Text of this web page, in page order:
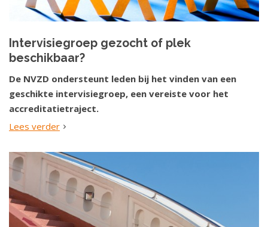
Intervisiegroep gezocht of plek
beschikbaar?
De NVZD ondersteunt leden bij het vinden van een
geschikte intervisiegroep, een vereiste voor het
accreditatietraject.
Lees verder